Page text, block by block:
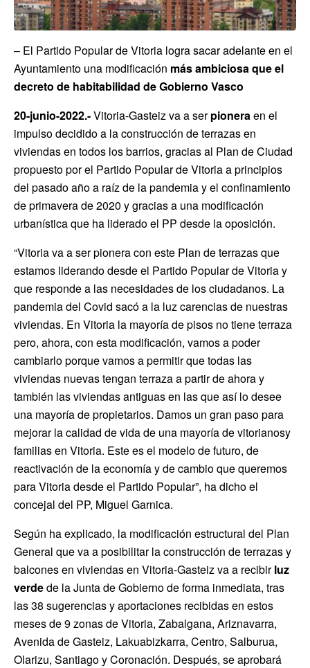
– El Partido Popular de Vitoria logra sacar adelante en el
Ayuntamiento una modificación más ambiciosa que el
decreto de habitabilidad de Gobierno Vasco
20-junio-2022.-Vitoria-Gasteiz va a serpioneraen el
impulso decidido a la construcción de terrazas en
viviendas en todos los barrios, gracias al Plan de Ciudad
propuesto por el Partido Popular de Vitoria a principios
del pasado año a raíz de la pandemia y el confinamiento
de primavera de 2020 y gracias a una modificación
urbanística que ha liderado el PP desde la oposición.
“Vitoria va a ser pionera con este Plan de terrazas que
estamos liderando desde el Partido Popular de Vitoria y
que responde a las necesidades de los ciudadanos. La
pandemia del Covid sacó a la luz carencias de nuestras
viviendas. En Vitoria la mayoría de pisos no tiene terraza
pero, ahora, con esta modificación, vamos a poder
cambiarlo porque vamos a permitir que todas las
viviendas nuevas tengan terraza a partir de ahora y
también las viviendas antiguas en las que así lo desee
una mayoría de propietarios. Damos un gran paso para
mejorar la calidad de vida de una mayoría de vitorianosy
familias en Vitoria. Este es el modelo de futuro, de
reactivación de la economía y de cambio que queremos
para Vitoria desde el Partido Popular”, ha dicho el
concejal del PP, Miguel Garnica.
Según ha explicado, la modificación estructural del Plan
General que va a posibilitar la construcción de terrazas y
balcones en viviendas en Vitoria-Gasteiz va a recibirluz
verdede la Junta de Gobierno de forma inmediata, tras
las 38 sugerencias y aportaciones recibidas en estos
meses de 9 zonas de Vitoria, Zabalgana, Ariznavarra,
Avenida de Gasteiz, Lakuabizkarra, Centro, Salburua,
Olarizu, Santiago y Coronación. Después, se aprobará